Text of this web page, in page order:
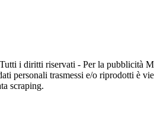
i diritti riservati - Per la pubblicità
personali trasmessi e/o riprodotti è
scraping.